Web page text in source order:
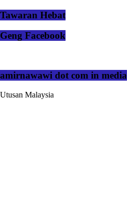
Tawaran Hebat
Geng Facebook
amirnawawi dot com in media
Utusan Malaysia